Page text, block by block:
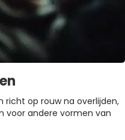
richt op rouw na overlijden,
voor andere vormen van